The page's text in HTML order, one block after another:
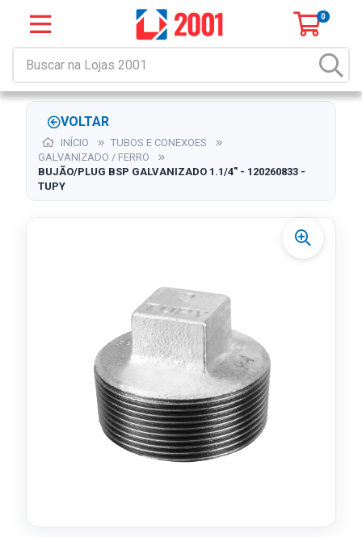
0
VOLTAR
INÍCIO
TUBOS E CONEXOES
GALVANIZADO / FERRO
BUJÃO/PLUG BSP GALVANIZADO 1.1/4" - 120260833 -
TUPY